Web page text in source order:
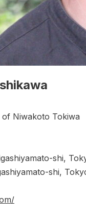
of Niwakoto Tokiwa
shi,
shi,